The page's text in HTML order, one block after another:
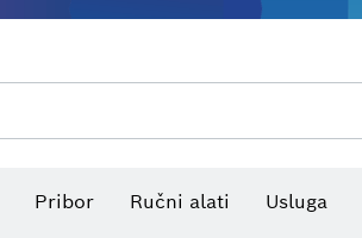
Pribor Ručni alati Usluga